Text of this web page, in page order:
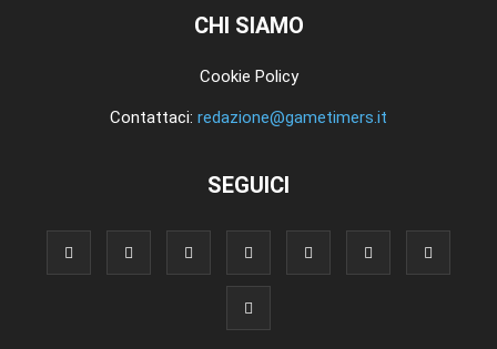
CHI SIAMO
Cookie Policy
Contattaci: redazione@gametimers.it
SEGUICI